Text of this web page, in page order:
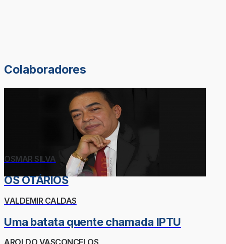
Colaboradores
OSMAR SILVA
OS OTÁRIOS
VALDEMIR CALDAS
Uma batata quente chamada IPTU
AROLDO VASCONCELOS